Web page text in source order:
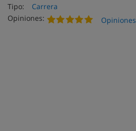
Tipo:
Carrera
Opiniones:
Opiniones